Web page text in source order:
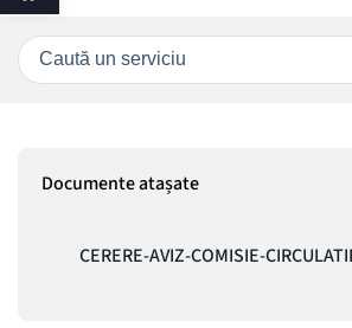
Documente atașate
CERERE-AVIZ-COMISIE-